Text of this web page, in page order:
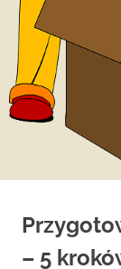
– 5